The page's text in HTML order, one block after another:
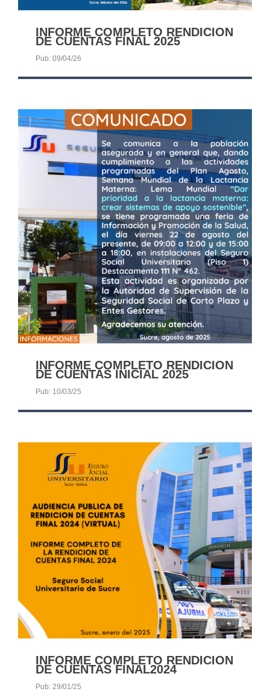
INFORME COMPLETO RENDICION
DE CUENTAS FINAL 2025
Pub: 09/04/26
INFORME COMPLETO RENDICION
DE CUENTAS INICIAL 2025
Pub: 10/03/25
INFORME COMPLETO RENDICION
DE CUENTAS FINAL2024
Pub: 29/01/25